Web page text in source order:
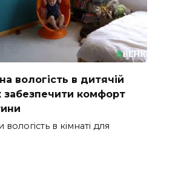
вологість в дитячій
забезпечити комфорт
в кімнаті для